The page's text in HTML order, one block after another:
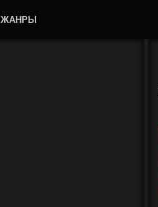
ЖАНРЫ